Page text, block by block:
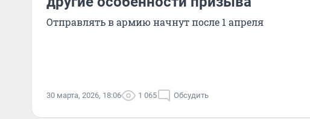
Отправлять в армию начнут после 1 апреля
30 марта, 2026, 18:06 1 065 Обсудить